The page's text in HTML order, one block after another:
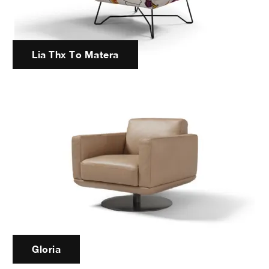
Lia Thx To Matera
Gloria